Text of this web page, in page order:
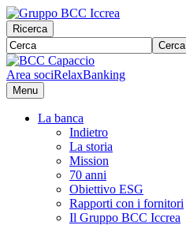
Ricerca
Cerca
Area sociRelaxBanking
Menu
La banca
Indietro
La storia
Mission
70 anni
Obiettivo ESG
Rapporti con i fornitori
Il Gruppo BCC Iccrea